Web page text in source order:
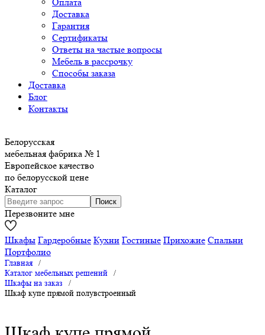
Доставка
Гарантия
Сертификаты
Ответы на частые вопросы
Мебель в рассрочку
Способы заказа
Доставка
Блог
Контакты
Белорусская
мебельная фабрика № 1
Европейское качество
по белорусской цене
Каталог
Перезвоните мне
Шкафы Гардеробные Кухни Гостиные Прихожие Спальни
Портфолио
Главная
/
Каталог мебельных решений
/
Шкафы на заказ
/
Шкаф купе прямой полувстроенный